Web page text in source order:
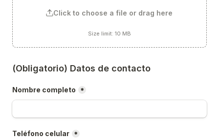
Click to choose a file or drag here
Size limit: 10 MB
(Obligatorio) Datos de contacto
Nombre completo *
Teléfono celular *